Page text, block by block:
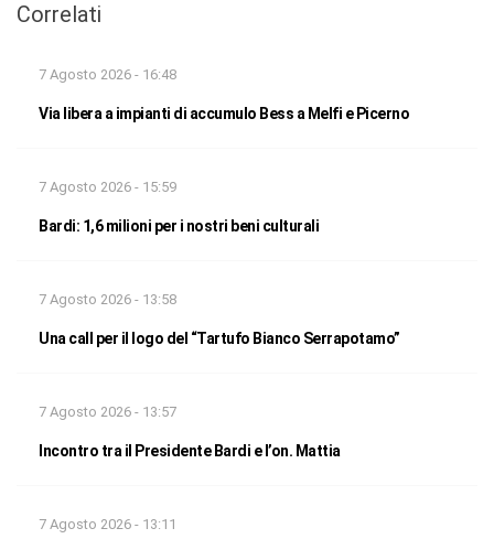
Correlati
7 Agosto 2026 - 16:48
Via libera a impianti di accumulo Bess a Melfi e Picerno
7 Agosto 2026 - 15:59
Bardi: 1,6 milioni per i nostri beni culturali
7 Agosto 2026 - 13:58
Una call per il logo del “Tartufo Bianco Serrapotamo”
7 Agosto 2026 - 13:57
Incontro tra il Presidente Bardi e l’on. Mattia
7 Agosto 2026 - 13:11